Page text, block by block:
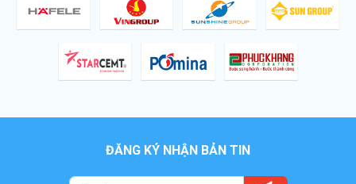
ĐĂNG KÝ NHẬN BẢN TIN